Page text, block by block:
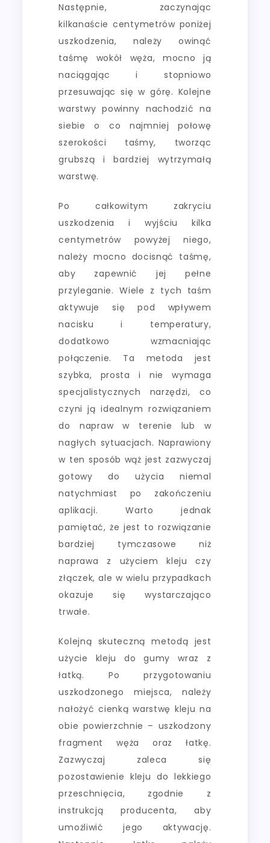
Następnie, zaczynając
kilkanaście centymetrów poniżej
uszkodzenia, należy owinąć
taśmę wokół węża, mocno ją
naciągając i stopniowo
przesuwając się w górę. Kolejne
warstwy powinny nachodzić na
siebie o co najmniej połowę
szerokości taśmy, tworząc
grubszą i bardziej wytrzymałą
warstwę.
Po całkowitym zakryciu
uszkodzenia i wyjściu kilka
centymetrów powyżej niego,
należy mocno docisnąć taśmę,
aby zapewnić jej pełne
przyleganie. Wiele z tych taśm
aktywuje się pod wpływem
nacisku i temperatury,
dodatkowo wzmacniając
połączenie. Ta metoda jest
szybka, prosta i nie wymaga
specjalistycznych narzędzi, co
czyni ją idealnym rozwiązaniem
do napraw w terenie lub w
nagłych sytuacjach. Naprawiony
w ten sposób wąż jest zazwyczaj
gotowy do użycia niemal
natychmiast po zakończeniu
aplikacji. Warto jednak
pamiętać, że jest to rozwiązanie
bardziej tymczasowe niż
naprawa z użyciem kleju czy
złączek, ale w wielu przypadkach
okazuje się wystarczająco
trwałe.
Kolejną skuteczną metodą jest
użycie kleju do gumy wraz z
łatką. Po przygotowaniu
uszkodzonego miejsca, należy
nałożyć cienką warstwę kleju na
obie powierzchnie – uszkodzony
fragment węża oraz łatkę.
Zazwyczaj zaleca się
pozostawienie kleju do lekkiego
przeschnięcia, zgodnie z
instrukcją producenta, aby
umożliwić jego aktywację.